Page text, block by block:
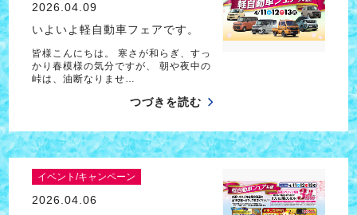
2026.04.09
いよいよ軽自動車フェアです。
皆様こんにちは。 寒さが和らぎ、すっ
かり春模様の気分ですが、 朝や夜中の
峠は、油断なりませ…
つづきを読む
イベント/キャンペーン
2026.04.06